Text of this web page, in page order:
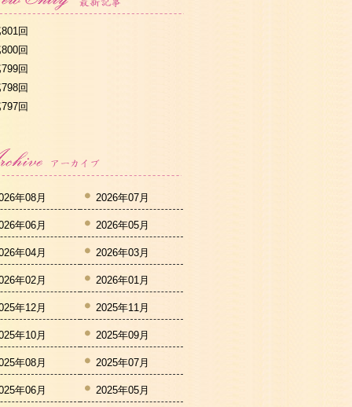
回
回
回
回
回
年08月 2026年07月
年06月 2026年05月
年04月 2026年03月
年02月 2026年01月
年12月 2025年11月
年10月 2025年09月
年08月 2025年07月
年06月 2025年05月